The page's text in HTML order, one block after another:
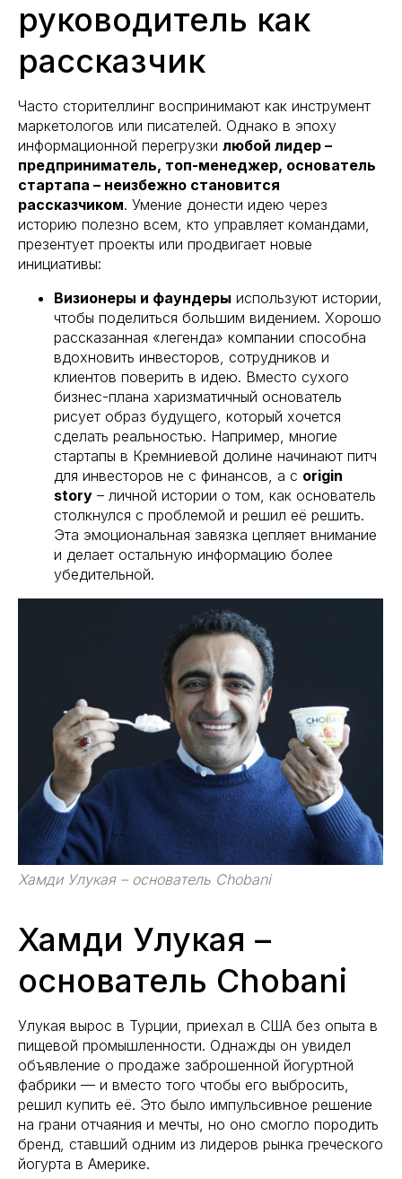
руководитель как
рассказчик
Часто сторителлинг воспринимают как инструмент
маркетологов или писателей. Однако в эпоху
информационной перегрузки любой лидер –
предприниматель, топ-менеджер, основатель
стартапа – неизбежно становится
рассказчиком. Умение донести идею через
историю полезно всем, кто управляет командами,
презентует проекты или продвигает новые
инициативы:
Визионеры и фаундеры используют истории,
чтобы поделиться большим видением. Хорошо
рассказанная «легенда» компании способна
вдохновить инвесторов, сотрудников и
клиентов поверить в идею. Вместо сухого
бизнес-плана харизматичный основатель
рисует образ будущего, который хочется
сделать реальностью. Например, многие
стартапы в Кремниевой долине начинают питч
для инвесторов не с финансов, а с origin
story – личной истории о том, как основатель
столкнулся с проблемой и решил её решить.
Эта эмоциональная завязка цепляет внимание
и делает остальную информацию более
убедительной.
Хамди Улукая – основатель Chobani
Хамди Улукая –
основатель Chobani
Улукая вырос в Турции, приехал в США без опыта в
пищевой промышленности. Однажды он увидел
объявление о продаже заброшенной йогуртной
фабрики — и вместо того чтобы его выбросить,
решил купить её. Это было импульсивное решение
на грани отчаяния и мечты, но оно смогло породить
бренд, ставший одним из лидеров рынка греческого
йогурта в Америке.